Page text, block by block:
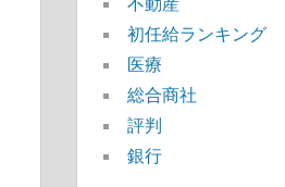
初任給ランキング
医療
総合商社
評判
銀行